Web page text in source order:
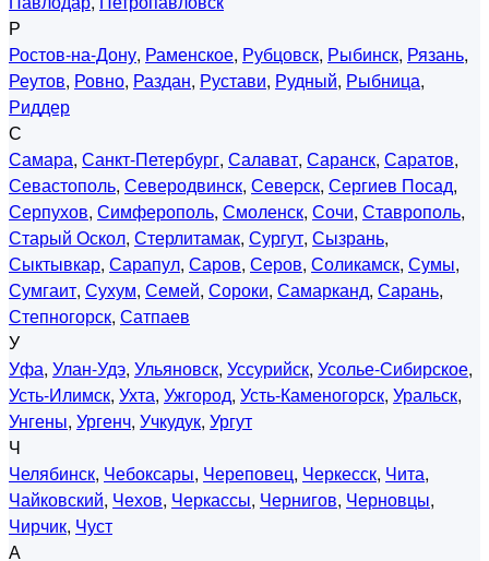
Р
Ростов-на-Дону, Раменское, Рубцовск, Рыбинск, Рязань,
Реутов, Ровно, Раздан, Рустави, Рудный, Рыбница,
Риддер
С
Самара, Санкт-Петербург, Салават, Саранск, Саратов,
Севастополь, Северодвинск, Северск, Сергиев Посад,
Серпухов, Симферополь, Смоленск, Сочи, Ставрополь,
Старый Оскол, Стерлитамак, Сургут, Сызрань,
Сыктывкар, Сарапул, Саров, Серов, Соликамск, Сумы,
Сумгаит, Сухум, Семей, Сороки, Самарканд, Сарань,
Степногорск, Сатпаев
У
Уфа, Улан-Удэ, Ульяновск, Уссурийск, Усолье-Сибирское,
Усть-Илимск, Ухта, Ужгород, Усть-Каменогорск, Уральск,
Унгены, Ургенч, Учкудук, Ургут
Ч
Челябинск, Чебоксары, Череповец, Черкесск, Чита,
Чайковский, Чехов, Черкассы, Чернигов, Черновцы,
Чирчик, Чуст
А